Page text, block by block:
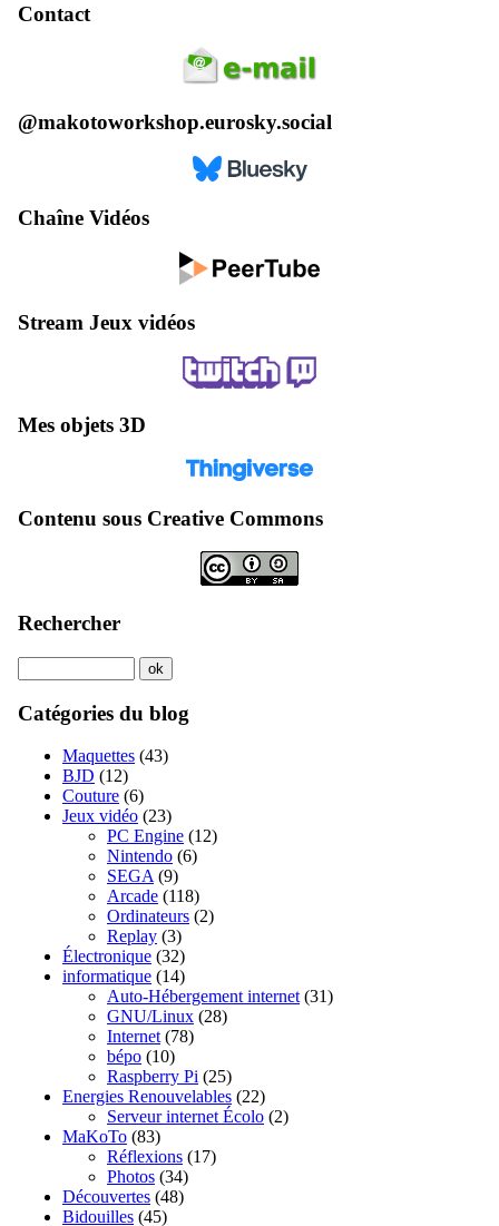
Contact
@makotoworkshop.eurosky.social
Chaîne Vidéos
Stream Jeux vidéos
Mes objets 3D
Contenu sous Creative Commons
Rechercher
Catégories du blog
Maquettes (43)
BJD (12)
Couture (6)
Jeux vidéo (23)
PC Engine (12)
Nintendo (6)
SEGA (9)
Arcade (118)
Ordinateurs (2)
Replay (3)
Électronique (32)
informatique (14)
Auto-Hébergement internet (31)
GNU/Linux (28)
Internet (78)
bépo (10)
Raspberry Pi (25)
Energies Renouvelables (22)
Serveur internet Écolo (2)
MaKoTo (83)
Réflexions (17)
Photos (34)
Découvertes (48)
Bidouilles (45)